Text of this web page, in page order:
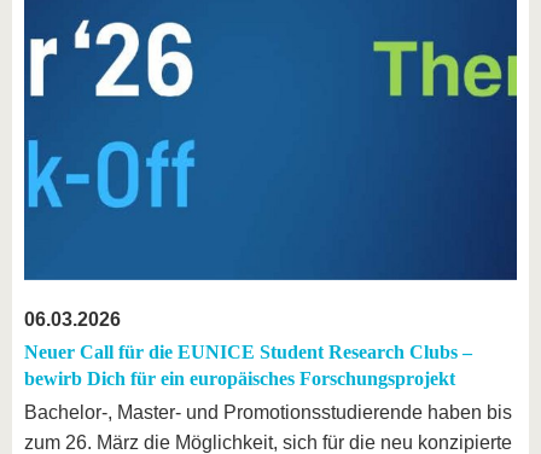
06.03.2026
Neuer Call für die EUNICE Student Research Clubs –
bewirb Dich für ein europäisches Forschungsprojekt
Bachelor-, Master- und Promotionsstudierende haben bis
zum 26. März die Möglichkeit, sich für die neu konzipierte